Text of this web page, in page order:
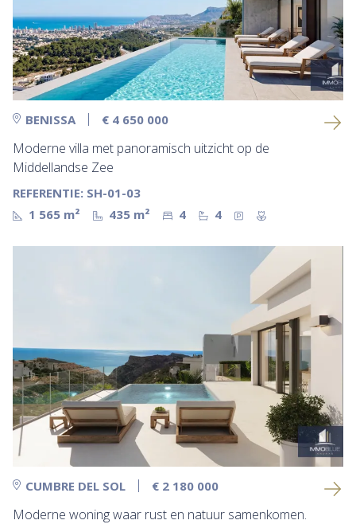
BENISSA € 4 650 000
Moderne villa met panoramisch uitzicht op de
Middellandse Zee
REFERENTIE: SH-01-03
1 565 m²
435 m² 4 4
CUMBRE DEL SOL € 2 180 000
Moderne woning waar rust en natuur samenkomen.